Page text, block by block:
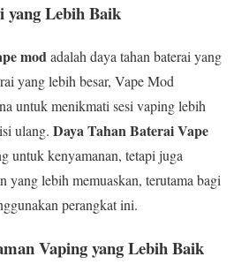
yang Lebih Baik
modadalah daya tahan baterai yang
yang lebih besar, Vape Mod
untuk menikmati sesi vaping lebih
ulang. Daya Tahan Baterai Vape
untuk kenyamanan, tetapi juga
yang lebih memuaskan, terutama bagi
perangkat ini.
Vaping yang Lebih Baik